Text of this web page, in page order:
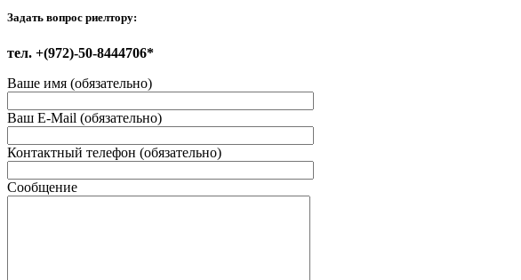
Задать вопрос риелтору:
тел. +(972)-50-8444706*
Ваше имя (обязательно)
Ваш E-Mail (обязательно)
Контактный телефон (обязательно)
Сообщение